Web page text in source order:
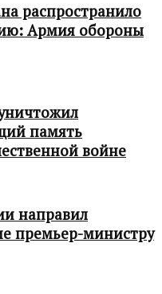
распространило
Армия обороны
память
войне
направил
премьер-министру